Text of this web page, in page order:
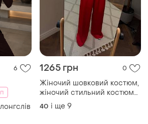
6 1265 грн 0
Жіночий шовковий костюм,
жіночий стильний костюм
двійка з шовку, жіночий
шовковий костюм з
40 і ще 9